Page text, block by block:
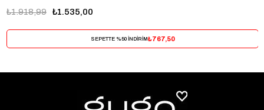
₺1.535,00
₺1.918,99
SEPETTE %50 İNDİRİM₺767,50